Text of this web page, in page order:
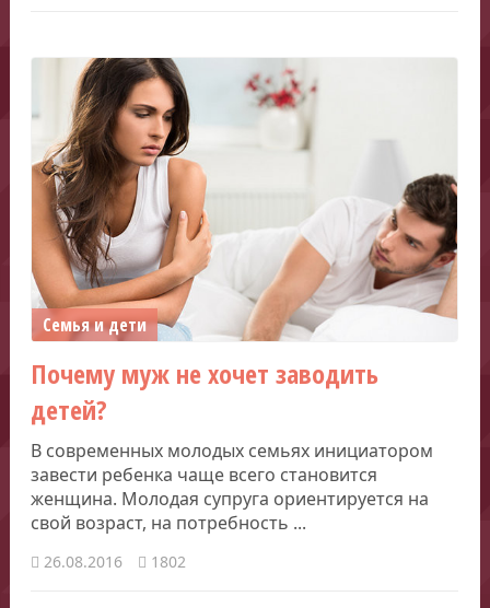
Семья и дети
Почему муж не хочет заводить
детей?
В современных молодых семьях инициатором
завести ребенка чаще всего становится
женщина. Молодая супруга ориентируется на
свой возраст, на потребность ...
26.08.2016 1802